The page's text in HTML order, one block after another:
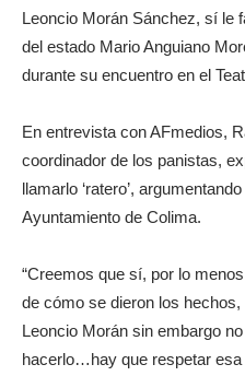
Leoncio Morán Sánchez, sí le
del estado Mario Anguiano
durante su encuentro en el
En entrevista con AFmedios,
coordinador de los panistas,
llamarlo ‘ratero’,
Ayuntamiento de Colima.
“Creemos que sí, por lo
de cómo se dieron los
Leoncio Morán sin embargo
hacerlo…hay que respetar esa